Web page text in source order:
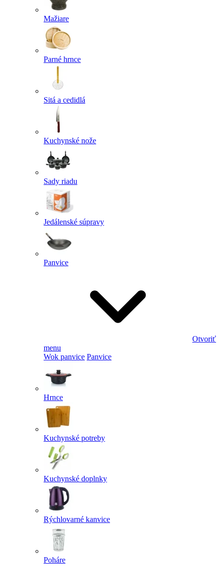
Mažiare
Parné hrnce
Sitá a cedidlá
Kuchynské nože
Sady riadu
Jedálenské súpravy
Panvice
Otvoriť
menu
Wok panvice Panvice
Hrnce
Kuchynské potreby
Kuchynské doplnky
Rýchlovarné kanvice
Poháre